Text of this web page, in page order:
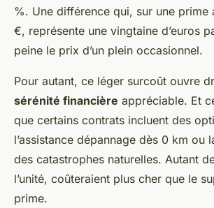
%. Une différence qui, sur une prime
€, représente une vingtaine d’euros
peine le prix d’un plein occasionnel.
Pour autant, ce léger surcoût ouvre
sérénité financière appréciable. Et
que certains contrats incluent des
l’assistance dépannage dès 0 km ou
des catastrophes naturelles. Autant
l’unité, coûteraient plus cher que le
prime.